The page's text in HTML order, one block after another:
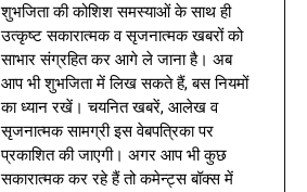
शुभजिता की कोशिश समस्याओं के साथ ही
उत्कृष्ट सकारात्मक व सृजनात्मक खबरों को
साभार संग्रहित कर आगे ले जाना है। अब
आप भी शुभजिता में लिख सकते हैं, बस नियमों
का ध्यान रखें। चयनित खबरें, आलेख व
सृजनात्मक सामग्री इस वेबपत्रिका पर
प्रकाशित की जाएगी। अगर आप भी कुछ
सकारात्मक कर रहे हैं तो कमेन्ट्स बॉक्स में